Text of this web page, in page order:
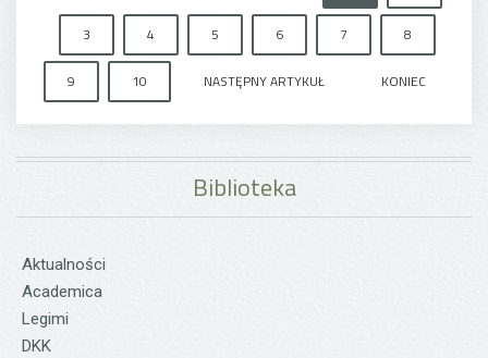
3 4 5 6 7 8
9 10 NASTĘPNY ARTYKUŁ KONIEC
Biblioteka
Aktualności
Academica
Legimi
DKK